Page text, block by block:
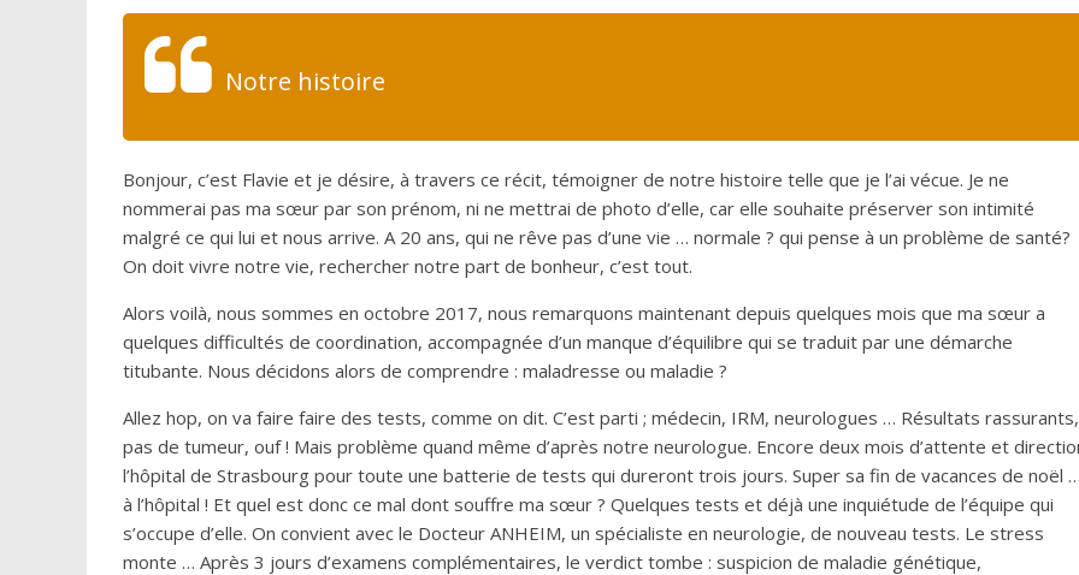
Notre histoire
Bonjour, c’est Flavie et je désire, à travers ce récit, témoigner de notre histoire telle que je l’ai vécue. Je ne
nommerai pas ma sœur par son prénom, ni ne mettrai de photo d’elle, car elle souhaite préserver son intimité
malgré ce qui lui et nous arrive. A 20 ans, qui ne rêve pas d’une vie … normale ? qui pense à un problème de santé?
On doit vivre notre vie, rechercher notre part de bonheur, c’est tout.
Alors voilà, nous sommes en octobre 2017, nous remarquons maintenant depuis quelques mois que ma sœur a
quelques difficultés de coordination, accompagnée d’un manque d’équilibre qui se traduit par une démarche
titubante. Nous décidons alors de comprendre : maladresse ou maladie ?
Allez hop, on va faire faire des tests, comme on dit. C’est parti ; médecin, IRM, neurologues … Résultats rassurants,
pas de tumeur, ouf ! Mais problème quand même d’après notre neurologue. Encore deux mois d’attente et
l’hôpital de Strasbourg pour toute une batterie de tests qui dureront trois jours. Super sa fin de vacances de noël
à l’hôpital ! Et quel est donc ce mal dont souffre ma sœur ? Quelques tests et déjà une inquiétude de l’équipe qui
s’occupe d’elle. On convient avec le Docteur ANHEIM, un spécialiste en neurologie, de nouveau tests. Le stress
monte … Après 3 jours d’examens complémentaires, le verdict tombe : suspicion de maladie génétique,